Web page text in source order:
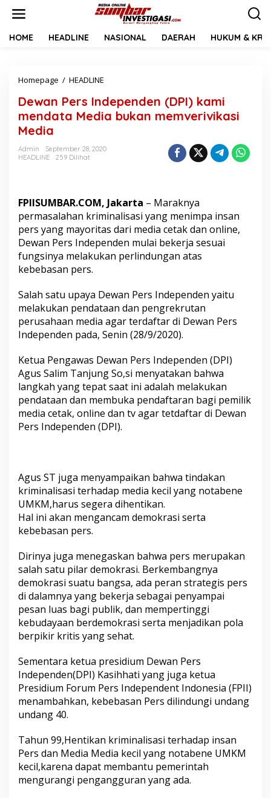
HOME HEADLINE NASIONAL DAERAH HUKUM &
Homepage / HEADLINE
w
a
n
e
d
e
p
e
n
d
D
P
)
k
m
i
m
e
n
d
a
d
i
a
b
n
m
e
m
v
e
r
i
i
k
a
s
i
i
a
Dewan Pers Independen (DPI) kami
mendata Media bukan memverivikasi
Media
Admin
September 28, 2020
HEADLINE
259 Dilihat
FPIISUMBAR.COM, Jakarta – Maraknya
permasalahan kriminalisasi yang menimpa insan
pers yang mayoritas dari media cetak dan online,
Dewan Pers Independen mulai bekerja sesuai
fungsinya melakukan perlindungan atas
kebebasan pers.
Salah satu upaya Dewan Pers Independen yaitu
melakukan pendataan dan pengrekrutan
perusahaan media agar terdaftar di Dewan Pers
Independen pada, Senin (28/9/2020).
Ketua Pengawas Dewan Pers Independen (DPI)
Agus Salim Tanjung So,si menyatakan bahwa
langkah yang tepat saat ini adalah melakukan
pendataan dan membuka pendaftaran bagi pemilik
media cetak, online dan tv agar tetdaftar di Dewan
Pers Independen (DPI).
Agus ST juga menyampaikan bahwa tindakan
kriminalisasi terhadap media kecil yang notabene
UMKM,harus segera dihentikan.
Hal ini akan mengancam demokrasi serta
kebebasan pers.
Dirinya juga menegaskan bahwa pers merupakan
salah satu pilar demokrasi. Berkembangnya
demokrasi suatu bangsa, ada peran strategis pers
di dalamnya yang bekerja sebagai penyampai
pesan luas bagi publik, dan mempertinggi
kebudayaan berdemokrasi serta menjadikan pola
berpikir kritis yang sehat.
Sementara ketua presidium Dewan Pers
Independen(DPI) Kasihhati yang juga ketua
Presidium Forum Pers Independent Indonesia (FPII)
menambahkan, kebebasan Pers dilindungi undang
undang 40.
Tahun 99,Hentikan kriminalisasi terhadap insan
Pers dan Media Media kecil yang notabene UMKM
kecil,karena dapat membantu pemerintah
mengurangi pengangguran yang ada.